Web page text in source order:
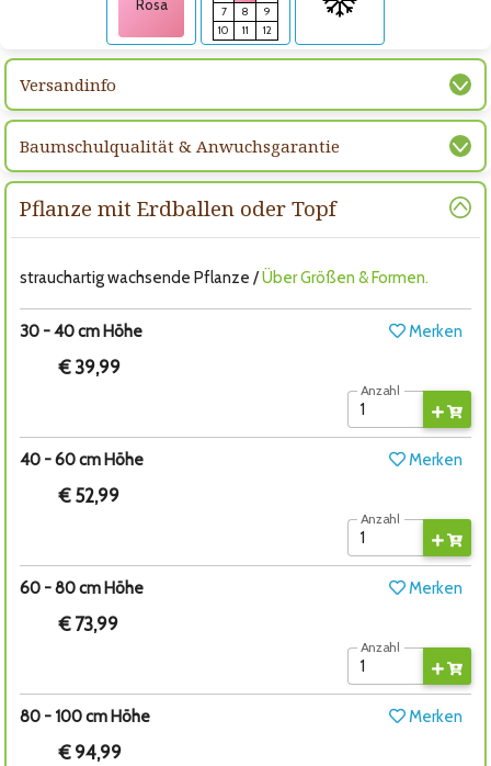
Rosa
7
8
9
10
11 12
Versandinfo
Baumschulqualität & Anwuchsgarantie
Pflanze mit Erdballen oder Topf
strauchartig wachsende Pflanze /Über Größen & Formen.
30 - 40 cm Höhe Merken
€ 39,99
Anzahl
40 - 60 cm Höhe Merken
€ 52,99
Anzahl
60 - 80 cm Höhe Merken
€ 73,99
Anzahl
80 - 100 cm Höhe Merken
€ 94,99